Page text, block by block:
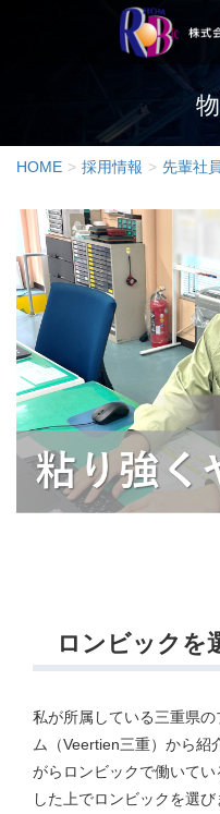
HOME 採用情報 先輩社
ロンビックを
私が所属している三重県
ム（Veertien三重）から紹
がらロンビックで働いて
した上でロンビックを選び